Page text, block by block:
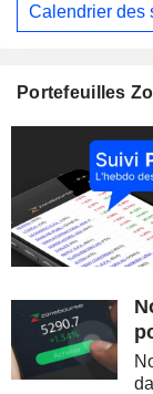
Samedi 08
AMRIZE AG
Calendrier des
Portefeuilles